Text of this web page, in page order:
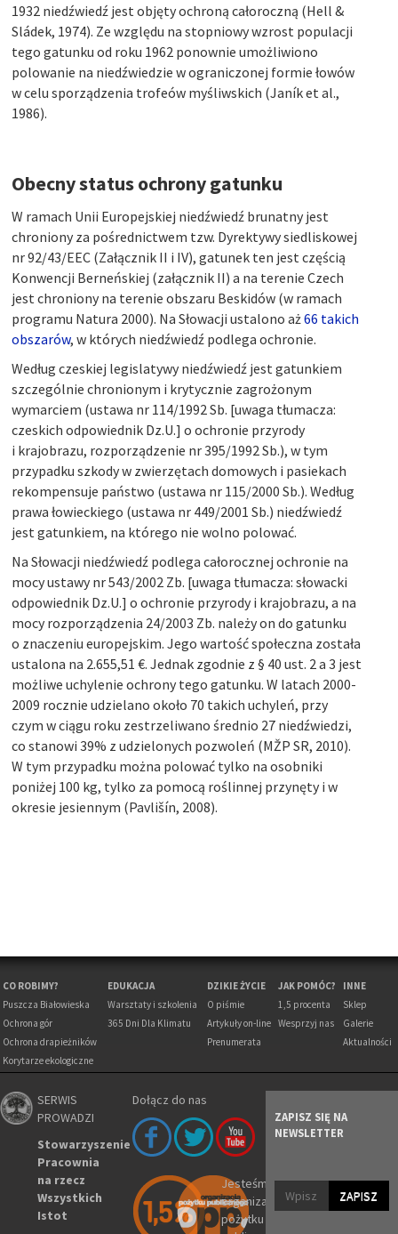
1932 niedźwiedź jest objęty ochroną całoroczną (Hell &
Sládek, 1974). Ze względu na stopniowy wzrost populacji
tego gatunku od roku 1962 ponownie umożliwiono
polowanie na niedźwiedzie w ograniczonej formie łowów
w celu sporządzenia trofeów myśliwskich (Janík et al.,
1986).
Obecny status ochrony gatunku
W ramach Unii Europejskiej niedźwiedź brunatny jest
chroniony za pośrednictwem tzw. Dyrektywy siedliskowej
nr 92/43/EEC (Załącznik II i IV), gatunek ten jest częścią
Konwencji Berneńskiej (załącznik II) a na terenie Czech
jest chroniony na terenie obszaru Beskidów (w ramach
programu Natura 2000). Na Słowacji ustalono aż66 takich
obszarów, w których niedźwiedź podlega ochronie.
Według czeskiej legislatywy niedźwiedź jest gatunkiem
szczególnie chronionym i krytycznie zagrożonym
wymarciem (ustawa nr 114/1992 Sb. [uwaga tłumacza:
czeskich odpowiednik Dz.U.] o ochronie przyrody
i krajobrazu, rozporządzenie nr 395/1992 Sb.), w tym
przypadku szkody w zwierzętach domowych i pasiekach
rekompensuje państwo (ustawa nr 115/2000 Sb.). Według
prawa łowieckiego (ustawa nr 449/2001 Sb.) niedźwiedź
jest gatunkiem, na którego nie wolno polować.
Na Słowacji niedźwiedź podlega całorocznej ochronie na
mocy ustawy nr 543/2002 Zb. [uwaga tłumacza: słowacki
odpowiednik Dz.U.] o ochronie przyrody i krajobrazu, a na
mocy rozporządzenia 24/2003 Zb. należy on do gatunku
o znaczeniu europejskim. Jego wartość społeczna została
ustalona na 2.655,51 €. Jednak zgodnie z § 40 ust. 2 a 3 jest
możliwe uchylenie ochrony tego gatunku. W latach 2000-
2009 rocznie udzielano około 70 takich uchyleń, przy
czym w ciągu roku zestrzeliwano średnio 27 niedźwiedzi,
co stanowi 39% z udzielonych pozwoleń (MŽP SR, 2010).
W tym przypadku można polować tylko na osobniki
poniżej 100 kg, tylko za pomocą roślinnej przynęty i w
okresie jesiennym (Pavlišín, 2008).
CO ROBIMY?
Puszcza Białowieska
Ochrona gór
Ochrona drapieżników
Korytarze ekologiczne
EDUKACJA
Warsztaty i szkolenia
365 Dni Dla Klimatu
DZIKIE ŻYCIE
O piśmie
Artykuły on-line
Prenumerata
JAK POMÓC?
1,5 procenta
Wesprzyj nas
INNE
Sklep
Galerie
Aktualności
SERWIS
PROWADZI
Stowarzyszenie
Pracownia
na rzecz
Wszystkich
Istot
Dołącz do nas
Jesteśmy
organizacją
pożytku
ZAPISZ SIĘ NA
NEWSLETTER
ZAPISZ